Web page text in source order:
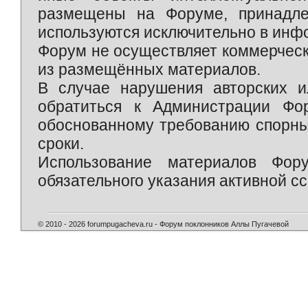
размещены на Форуме,
используются исключительно в
Форум не осуществляет
из размещённых материалов.
В случае нарушения авторских
обратиться к Администрации
обоснованному требованию
сроки.
Использование материалов
обязательного указания активной
© 2010 - 2026 forumpugacheva.ru - Форум поклонников Аллы Пугачевой